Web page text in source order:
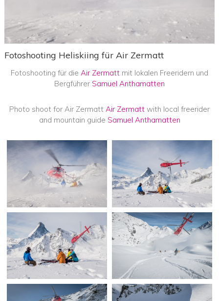
Fotoshooting Heliskiing für Air Zermatt
Fotoshooting für die Air Zermatt mit lokalen Freeridern und
Bergführer Samuel Anthamatten
Photo shoot for Air Zermatt Air Zermatt with local freerider
and mountain guide Samuel Anthamatten